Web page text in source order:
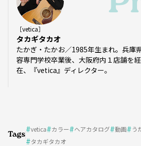
［vetica］
タカギタカオ
たかぎ・たかお／1985年生まれ。兵庫
容専門学校卒業後、大阪府内１店舗を
在、『vetica』ディレクター。
Tags
vetica カラー ヘアカタログ 動画
う
タカギタカオ